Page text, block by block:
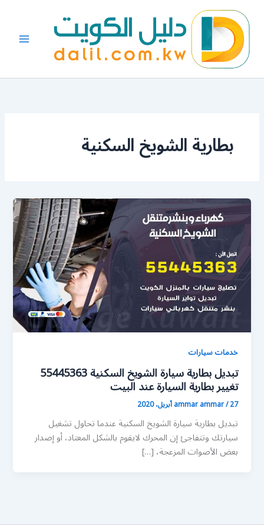
المحتوى
بطارية الشويخ السكنية
خدمات سيارات
تبديل بطارية سيارة الشويخ السكنية 55445363
تغيير بطارية السيارة عند البيت
ammar ammar/27 أبريل، 2020
تبديل بطارية سيارة الشويخ السكنية عندما تحاول تشغيل
سيارتك وتتفاجئ إن المحرك لايقوم بالشكل المعتاد، أو إصدار
بعض الأصوات المزعجة، […]